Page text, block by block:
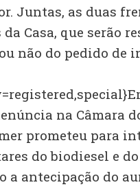
Juntas, as duas
Casa, que serão
não do pedido de
na Câmara
prometeu para
do biodiesel e
a antecipação do